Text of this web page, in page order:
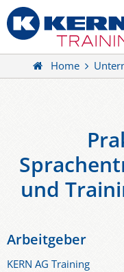
Home
und
Arbeitgeber
KERN AG Training